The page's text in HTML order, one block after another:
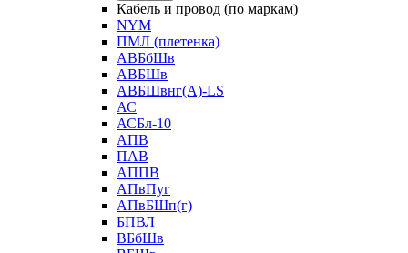
Кабель и провод (по маркам)
NYM
ПМЛ (плетенка)
АВБбШв
АВБШв
АВБШвнг(А)-LS
АС
АСБл-10
АПВ
ПАВ
АППВ
АПвПуг
АПвБШп(г)
БПВЛ
ВБбШв